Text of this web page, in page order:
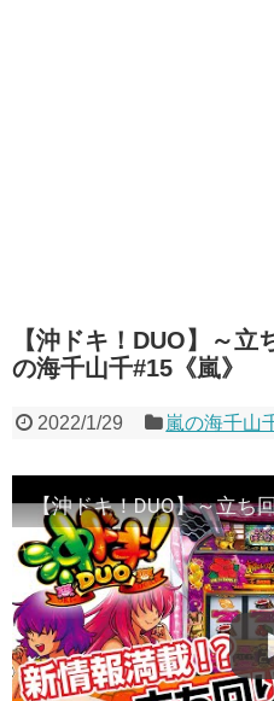
【沖ドキ！DUO】～
の海千山千#15《嵐》
2022/1/29 嵐の海千山